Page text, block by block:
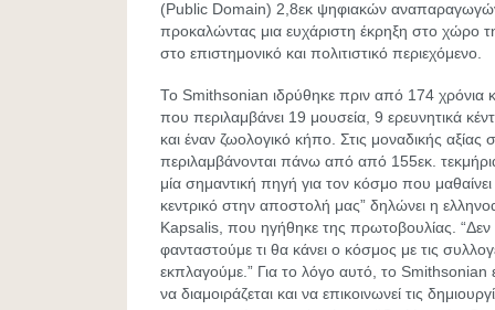
(Public Domain) 2,8εκ ψηφιακών
προκαλώντας μια ευχάριστη έκρηξη στο χώρο
στο επιστημονικό και πολιτιστικό περιεχόμενο.
Το Smithsonian ιδρύθηκε πριν από 174 χρόνια
που περιλαμβάνει 19 μουσεία, 9 ερευνητικά
και έναν ζωολογικό κήπο. Στις μοναδικής αξίας
περιλαμβάνονται πάνω από από 155εκ.
μία σημαντική πηγή για τον κόσμο που
κεντρικό στην αποστολή μας” δηλώνει η
Kapsalis, που ηγήθηκε της πρωτοβουλίας.
φανταστούμε τι θα κάνει ο κόσμος με τις
εκπλαγούμε.” Για το λόγο αυτό, το Smithsonian
να διαμοιράζεται και να επικοινωνεί τις